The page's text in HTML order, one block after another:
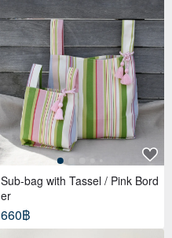
Sub-bag with Tassel / Pink Bord
er
660฿